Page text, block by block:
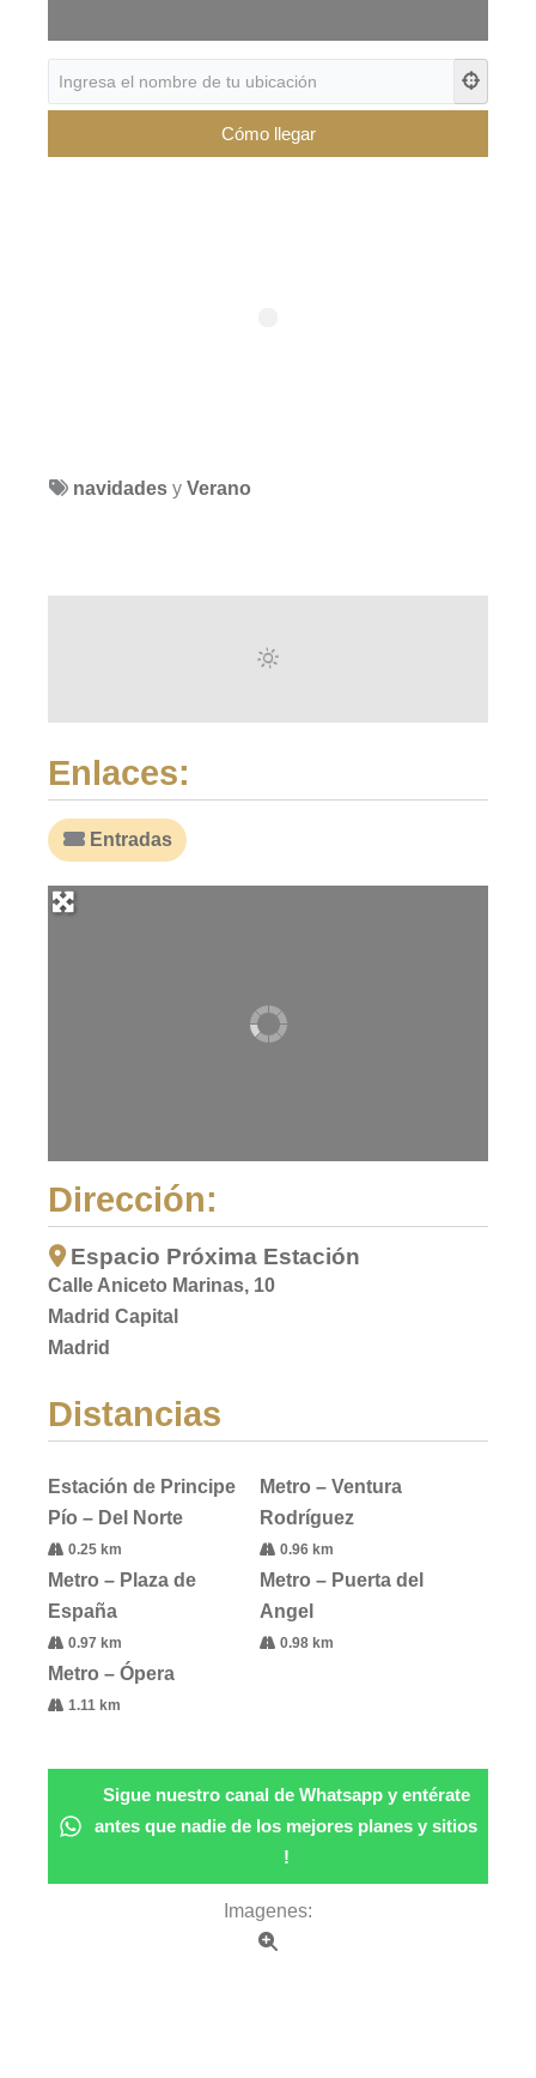
navidadesy Verano
Enlaces:
Entradas
Dirección:
Espacio Próxima Estación
Calle Aniceto Marinas, 10
Madrid Capital
Madrid
Distancias
Estación de Principe
Pío – Del Norte
0.25 km
Metro – Ventura
Rodríguez
0.96 km
Metro – Plaza de
España
0.97 km
Metro – Puerta del
Angel
0.98 km
Metro – Ópera
1.11 km
Sigue nuestro canal de Whatsapp y entérate
antes que nadie de los mejores planes y sitios
!
Imagenes: